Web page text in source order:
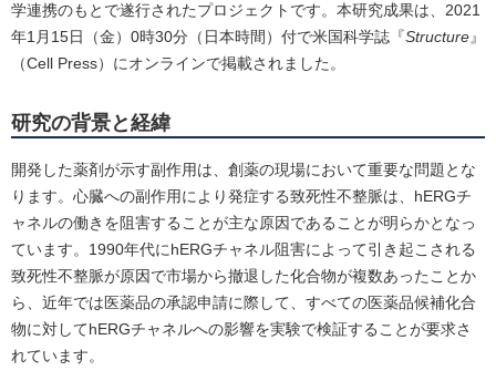
学連携のもとで遂行されたプロジェクトです。本研究成果は、2021
年1月15日（金）0時30分（日本時間）付で米国科学誌『Structure』
（Cell Press）にオンラインで掲載されました。
研究の背景と経緯
開発した薬剤が示す副作用は、創薬の現場において重要な問題とな
ります。心臓への副作用により発症する致死性不整脈は、hERGチ
ャネルの働きを阻害することが主な原因であることが明らかとなっ
ています。1990年代にhERGチャネル阻害によって引き起こされる
致死性不整脈が原因で市場から撤退した化合物が複数あったことか
ら、近年では医薬品の承認申請に際して、すべての医薬品候補化合
物に対してhERGチャネルへの影響を実験で検証することが要求さ
れています。